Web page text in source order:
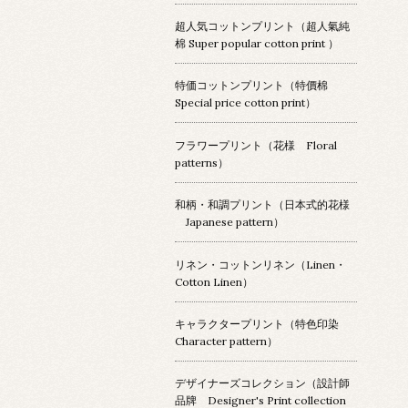
超人気コットンプリント（超人氣純
棉 Super popular cotton print ）
特価コットンプリント（特價棉
Special price cotton print）
フラワープリント（花様 Floral
patterns）
和柄・和調プリント（日本式的花様
Japanese pattern）
リネン・コットンリネン（Linen・
Cotton Linen）
キャラクタープリント（特色印染
Character pattern）
デザイナーズコレクション（設計師
品牌 Designer's Print collection